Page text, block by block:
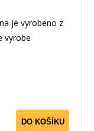
je vyrobeno z
vyrobe
DO KOŠÍKU